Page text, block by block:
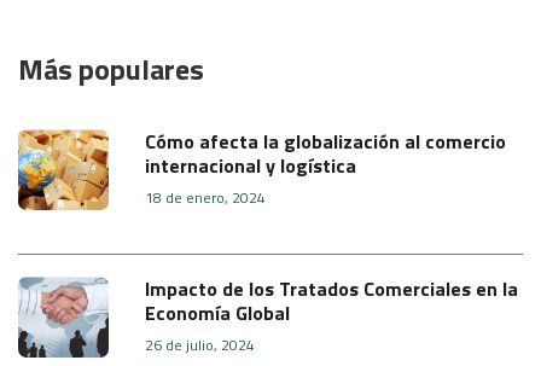
Más populares
Cómo afecta la globalización al comercio
internacional y logística
18 de enero, 2024
Impacto de los Tratados Comerciales en la
Economía Global
26 de julio, 2024